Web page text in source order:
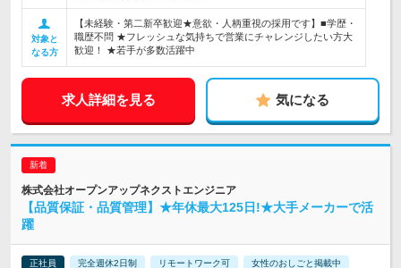
対象と
なる方
【未経験・第二新卒歓迎★意欲・人柄重視の採用です】■学歴・
職歴不問 ★フレッシュな気持ちで営業にチャレンジしたい方大
歓迎！ ★若手が多数活躍中
求人詳細を見る 気になる
株式会社オープンアップネクストエンジニア
【品質保証・品質管理】★年休最大125日!★大手メーカーで活
躍
正社員 完全週休2日制 リモートワーク可 女性のおしごと掲載中